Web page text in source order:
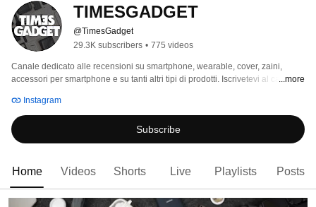
TIMESGADGET
@TimesGadget
29.3K subscribers • 775 videos
Canale dedicato alle recensioni su smartphone, wearable, cover, zaini,
accessori per smartphone e su tanti altri tipi di prodotti. Iscrivetevi al canale
...more
Instagram
Subscribe
Home Videos Shorts Live Playlists Posts